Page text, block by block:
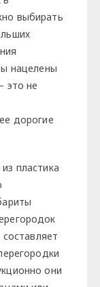
выбирать
нацелены
это не
дорогие
пластика
они